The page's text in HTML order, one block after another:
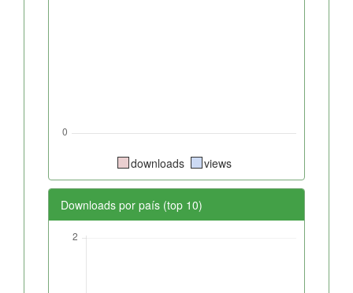
downloads views
Downloads por país (top 10)